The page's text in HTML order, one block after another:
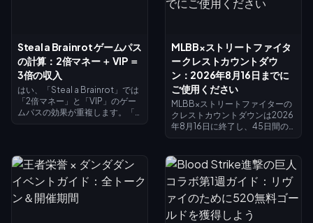
Steal a Brainrot ゲームパス
の計算：2倍マネー ＋ VIP ＝
3倍の収入
はい、「Steal a Brainrot」では
「2倍マネー」と「VIP」のゲー
ムパスの効果が重複します。「2
ることで、4倍ではなく正確に基
本収入の3倍になります。「2倍
マネー」の価格は119ロバック
618ロバックス）です。まずは
MLBB×ストリートファイタ
ー クレストカウントダウ
ン：2026年8月16日までに
ご使用ください
MLBB×ストリートファイターの
クレストカウントダウンは2026
年8月16日に終了し、45日間の
トはイベント終了とともに消失
する見込みですので、今すぐす
べての報酬と交換してくださ
い。メインのコラボスキンは
1,200クレスト、ペイントスキン
は200クレストが必要です。イ